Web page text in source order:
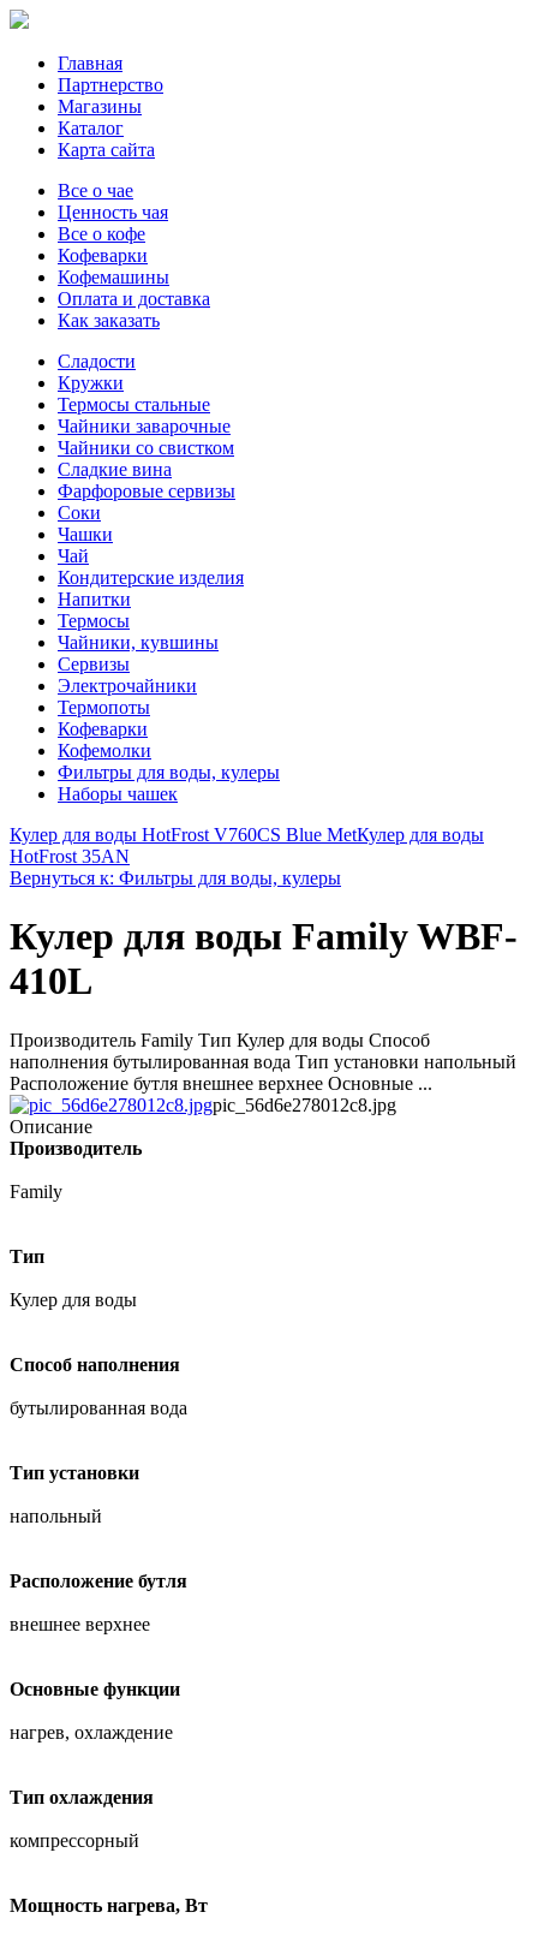
Главная
Партнерство
Магазины
Каталог
Карта сайта
Все о чае
Ценность чая
Все о кофе
Кофеварки
Кофемашины
Оплата и доставка
Как заказать
Сладости
Кружки
Термосы стальные
Чайники заварочные
Чайники со свистком
Сладкие вина
Фарфоровые сервизы
Соки
Чашки
Чай
Кондитерские изделия
Напитки
Термосы
Чайники, кувшины
Сервизы
Электрочайники
Термопоты
Кофеварки
Кофемолки
Фильтры для воды, кулеры
Наборы чашек
Кулер для воды HotFrost V760CS Blue MetКулер для воды
HotFrost 35AN
Вернуться к: Фильтры для воды, кулеры
Кулер для воды Family WBF-
410L
Производитель Family Тип Кулер для воды Способ
наполнения бутылированная вода Тип установки напольный
Расположение бутля внешнее верхнее Основные ...
pic_56d6e278012c8.jpg
Описание
Производитель
Family
Тип
Кулер для воды
Способ наполнения
бутылированная вода
Тип установки
напольный
Расположение бутля
внешнее верхнее
Основные функции
нагрев, охлаждение
Тип охлаждения
компрессорный
Мощность нагрева, Вт